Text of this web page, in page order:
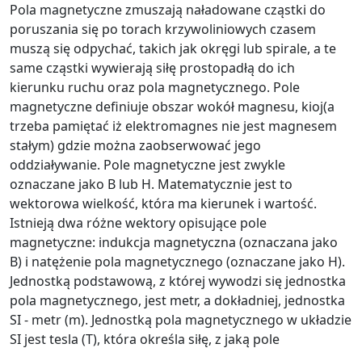
Pola magnetyczne zmuszają naładowane cząstki do
poruszania się po torach krzywoliniowych czasem
muszą się odpychać, takich jak okręgi lub spirale, a te
same cząstki wywierają siłę prostopadłą do ich
kierunku ruchu oraz pola magnetycznego. Pole
magnetyczne definiuje obszar wokół magnesu, kioj(a
trzeba pamiętać iż elektromagnes nie jest magnesem
stałym) gdzie można zaobserwować jego
oddziaływanie. Pole magnetyczne jest zwykle
oznaczane jako B lub H. Matematycznie jest to
wektorowa wielkość, która ma kierunek i wartość.
Istnieją dwa różne wektory opisujące pole
magnetyczne: indukcja magnetyczna (oznaczana jako
B) i natężenie pola magnetycznego (oznaczane jako H).
Jednostką podstawową, z której wywodzi się jednostka
pola magnetycznego, jest metr, a dokładniej, jednostka
SI - metr (m). Jednostką pola magnetycznego w układzie
SI jest tesla (T), która określa siłę, z jaką pole